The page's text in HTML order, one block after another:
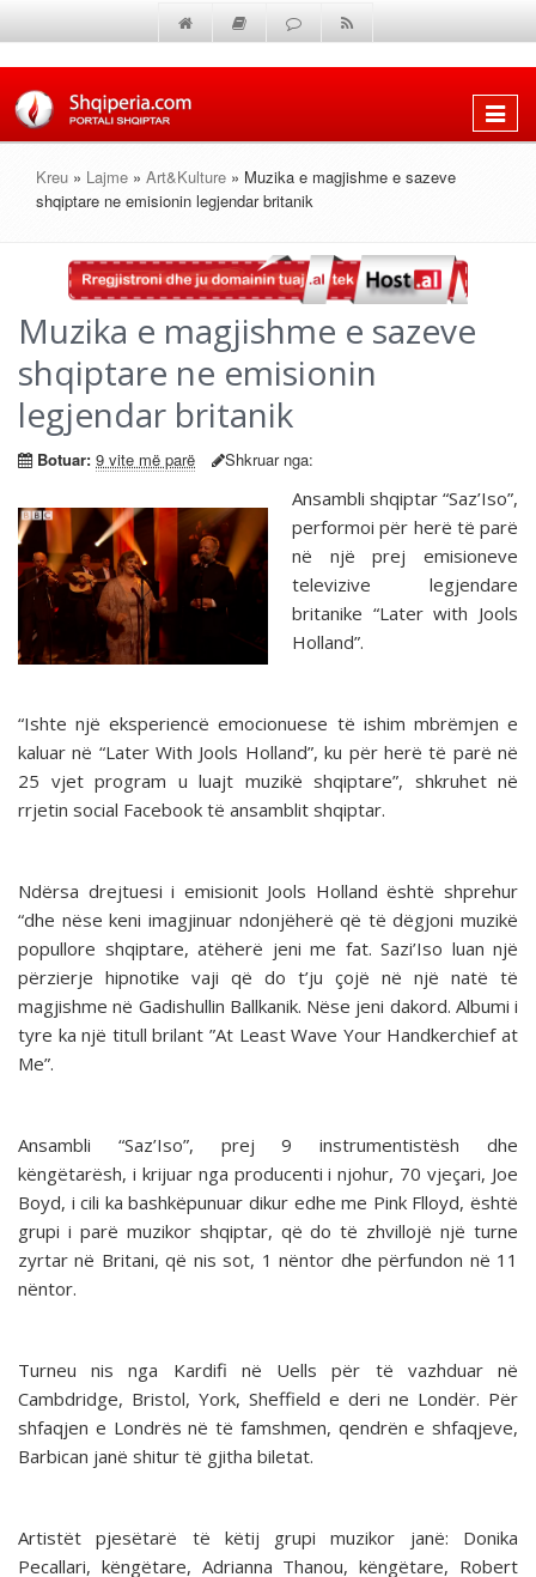
Shfaq
Kreu » Lajme » Art&Kulture » Muzika e magjishme e sazeve
shqiptare ne emisionin legjendar britanik
Muzika e magjishme e sazeve
shqiptare ne emisionin
legjendar britanik
Botuar: 9 vite më parë Shkruar nga:
Ansambli shqiptar “Saz’Iso”,
performoi për herë të parë
në një prej emisioneve
televizive legjendare
britanike “Later with Jools
Holland”.
“Ishte një eksperiencë emocionuese të ishim mbrëmjen e
kaluar në “Later With Jools Holland”, ku për herë të parë në
25 vjet program u luajt muzikë shqiptare”, shkruhet në
rrjetin social Facebook të ansamblit shqiptar.
Ndërsa drejtuesi i emisionit Jools Holland është shprehur
“dhe nëse keni imagjinuar ndonjëherë që të dëgjoni muzikë
popullore shqiptare, atëherë jeni me fat. Sazi’Iso luan një
përzierje hipnotike vaji që do t’ju çojë në një natë të
magjishme në Gadishullin Ballkanik. Nëse jeni dakord. Albumi i
tyre ka një titull brilant ”At Least Wave Your Handkerchief at
Me”.
Ansambli “Saz’Iso”, prej 9 instrumentistësh dhe
këngëtarësh, i krijuar nga producenti i njohur, 70 vjeçari, Joe
Boyd, i cili ka bashkëpunuar dikur edhe me Pink Flloyd, është
grupi i parë muzikor shqiptar, që do të zhvillojë një turne
zyrtar në Britani, që nis sot, 1 nëntor dhe përfundon në 11
nëntor.
Turneu nis nga Kardifi në Uells për të vazhduar në
Cambdridge, Bristol, York, Sheffield e deri ne Londër. Për
shfaqjen e Londrës në të famshmen, qendrën e shfaqjeve,
Barbican janë shitur të gjitha biletat.
Artistët pjesëtarë të këtij grupi muzikor janë: Donika
Pecallari, këngëtare, Adrianna Thanou, këngëtare, Robert